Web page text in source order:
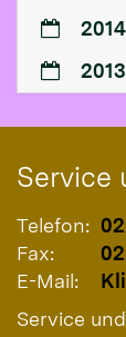
2014
2013
Service
Telefon:
Fax:
E-Mail:
Service